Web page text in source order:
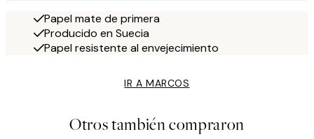
Papel mate de primera
Producido en Suecia
Papel resistente al envejecimiento
IR A MARCOS
Otros también compraron